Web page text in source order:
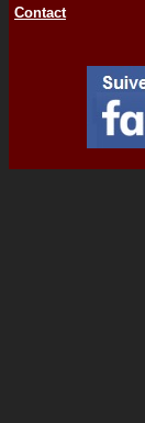
Contact